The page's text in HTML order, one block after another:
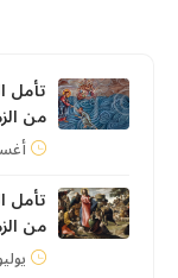
تأمل
من
تأمل
من
يوليو 30,